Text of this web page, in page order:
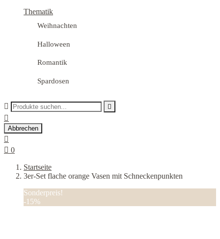
Thematik
Weihnachten
Halloween
Romantik
Spardosen
 

Abbrechen

 0
Startseite
3er-Set flache orange Vasen mit Schneckenpunkten
Sonderpreis!
-15%